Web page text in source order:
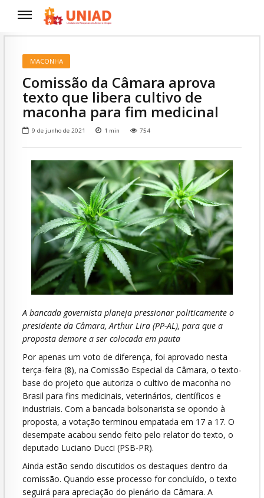
MACONHA
Comissão da Câmara aprova
texto que libera cultivo de
maconha para fim medicinal
9 de junho de 2021 1 min 754
A bancada governista planeja pressionar politicamente o
presidente da Câmara, Arthur Lira (PP-AL), para que a
proposta demore a ser colocada em pauta
Por apenas um voto de diferença, foi aprovado nesta
terça-feira (8), na Comissão Especial da Câmara, o texto-
base do projeto que autoriza o cultivo de maconha no
Brasil para fins medicinais, veterinários, científicos e
industriais. Com a bancada bolsonarista se opondo à
proposta, a votação terminou empatada em 17 a 17. O
desempate acabou sendo feito pelo relator do texto, o
deputado Luciano Ducci (PSB-PR).
Ainda estão sendo discutidos os destaques dentro da
comissão. Quando esse processo for concluído, o texto
seguirá para apreciação do plenário da Câmara. A